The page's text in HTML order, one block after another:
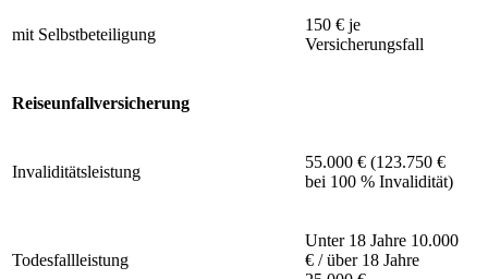
mit Selbstbeteiligung
150 € je
Versicherungsfall
Reiseunfallversicherung
Invaliditätsleistung
55.000 € (123.750 €
bei 100 % Invalidität)
Todesfallleistung
Unter 18 Jahre 10.000
€ / über 18 Jahre